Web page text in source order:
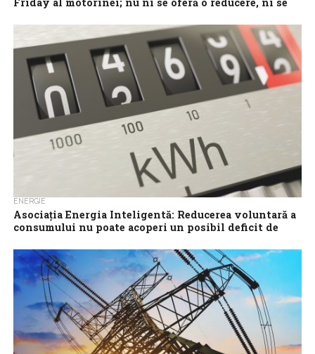
Friday al motorinei; nu ni se oferă o reducere, ni se
România asistă la un veritabil Black Friday al motorinei, în
condițiile în care mai întâi prețul a fost împins în sus, apoi...
ENERGIE
Asociația Energia Inteligentă: Reducerea voluntară a
consumului nu poate acoperi un posibil deficit de
Reducerea voluntară a consumului de energie electrică ar putea
aduce cel mult 100-200 MW, insuficient pentru a acoperi un
posibil deficit de...